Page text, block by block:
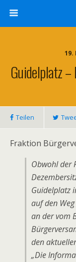
19.
Guidelplatz
Teilen
Fraktion
Obwohl der
Guidelplatz
auf den
an der vom
den
„Die